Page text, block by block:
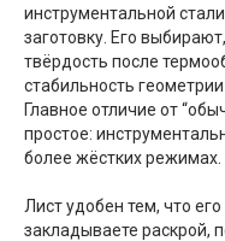
инструментальной
заготовку. Его
твёрдость после
стабильность
Главное отличие от
простое:
более жёстких режимах.
Лист удобен тем, что
закладываете раскрой,